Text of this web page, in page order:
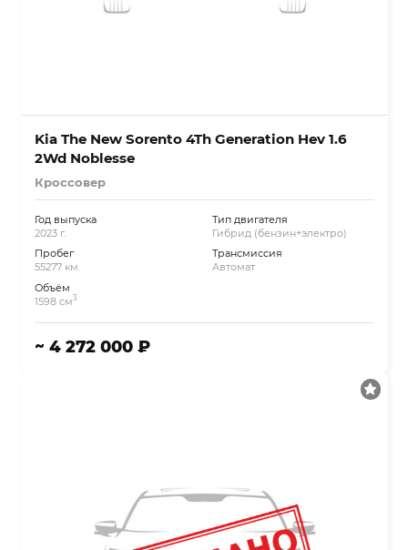
Kia The New Sorento 4Th Generation Hev 1.6
2Wd Noblesse
Кроссовер
Год выпуска
2023 г.
Пробег
55277 км.
Объём
1598 см3
Тип двигателя
Гибрид (бензин+электро)
Трансмиссия
Автомат
~ 4 272 000 ₽